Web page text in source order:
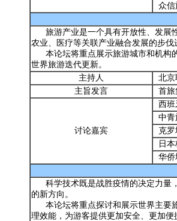
众信
旅游产业是一个具有开放性、发展
农业、医疗等关联产业融合发展的步
本论坛将重点展示旅游城市和机构
世界旅游迭代更新。
主持人
北
主旨发言
首
讨论嘉宾
西班
中青
克罗
日本
华侨
科学技术既是战胜疫情的决定力量
的新方向。
本论坛将重点探讨和展示世界主要
理效能，为游客提供更加安全、更加